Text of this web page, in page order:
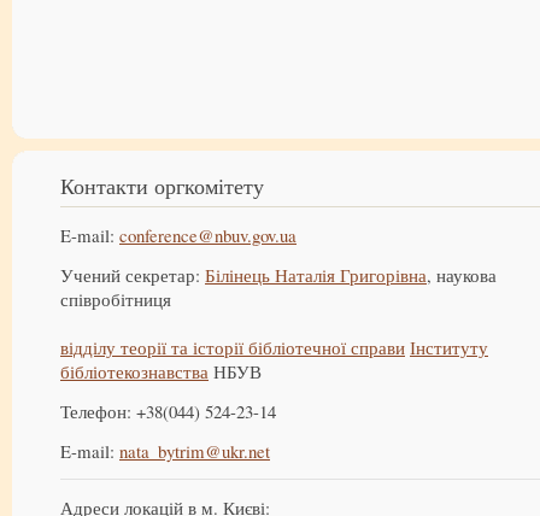
Контакти оргкомітету
E-mail: conference@nbuv.gov.ua
Учений секретар: Білінець Наталія Григорівна, наукова
співробітниця
відділу теорії та історії бібліотечної справи Інституту
бібліотекознавства НБУВ
Телефон: +38(044) 524-23-14
E-mail: nata_bytrim@ukr.net
Адреси локацій в м. Києві: